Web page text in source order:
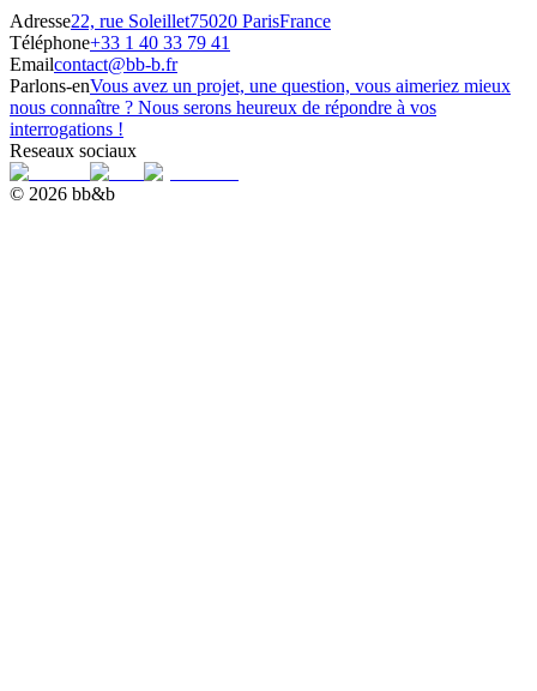
Adresse22, rue Soleillet75020 ParisFrance
Téléphone+33 1 40 33 79 41
Emailcontact@bb-b.fr
Parlons-enVous avez un projet, une question, vous aimeriez mieux
nous connaître ? Nous serons heureux de répondre à vos
interrogations !
Reseaux sociaux
© 2026 bb&b